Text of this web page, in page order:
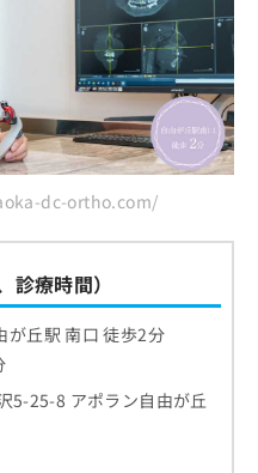
dc-ortho.com/
療時間）
が丘駅 南口 徒歩2分
5-25-8 アポラン自由が丘